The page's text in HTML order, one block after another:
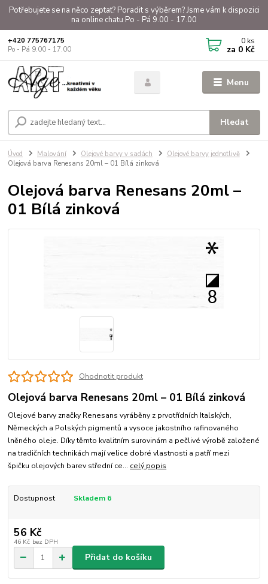
Potřebujete se na něco zeptat? Poradit s výběrem? Jsme vám k dispozici
na online chatu Po - Pá 9.00 - 17.00
Menu
Hledat
+420 775767175
Po - Pá 9.00 - 17.00
0 ks
za 0 Kč
Úvod Malování Olejové barvy v sadách
Olejové barvy jednotlivě
Olejová barva Renesans 20ml – 01 Bílá zinková
Olejová barva Renesans 20ml –
01 Bílá zinková
Ohodnotit produkt
Olejová barva Renesans 20ml – 01 Bílá zinková
Olejové barvy značky Renesans vyráběny z prvotřídních Italských,
Německých a Polských pigmentů a vysoce jakostního rafinovaného
lněného oleje. Díky těmto kvalitním surovinám a pečlivé výrobě založené
na tradičních technikách mají velice dobré vlastnosti a patří mezi
špičku olejových barev střední ce... celý popis
Dostupnost Skladem 6
56 Kč
46 Kč bez DPH
Přidat do košíku